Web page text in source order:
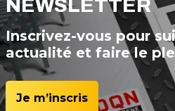
NEWSLETTER
Inscrivez-vous pour
actualité et faire le
Je m’inscris